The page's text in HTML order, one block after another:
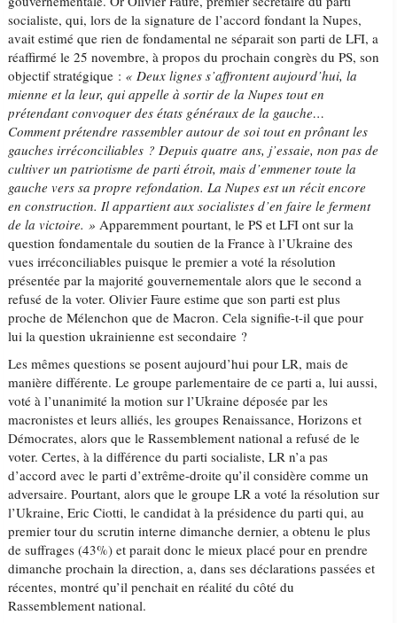
socialiste, qui, lors de la signature de l’accord fondant la Nupes,
avait estimé que rien de fondamental ne séparait son parti de LFI, a
réaffirmé le 25 novembre, à propos du prochain congrès du PS, son
objectif stratégique : « Deux lignes s’affrontent aujourd’hui, la
mienne et la leur, qui appelle à sortir de la Nupes tout en
prétendant convoquer des états généraux de la gauche…
Comment prétendre rassembler autour de soi tout en prônant les
gauches irréconciliables ? Depuis quatre ans, j’essaie, non pas de
cultiver un patriotisme de parti étroit, mais d’emmener toute la
gauche vers sa propre refondation. La Nupes est un récit encore
en construction. Il appartient aux socialistes d’en faire le ferment
de la victoire. » Apparemment pourtant, le PS et LFI ont sur la
question fondamentale du soutien de la France à l’Ukraine des
vues irréconciliables puisque le premier a voté la résolution
présentée par la majorité gouvernementale alors que le second a
refusé de la voter. Olivier Faure estime que son parti est plus
proche de Mélenchon que de Macron. Cela signifie-t-il que pour
lui la question ukrainienne est secondaire ?
Les mêmes questions se posent aujourd’hui pour LR, mais de
manière différente. Le groupe parlementaire de ce parti a, lui aussi,
voté à l’unanimité la motion sur l’Ukraine déposée par les
macronistes et leurs alliés, les groupes Renaissance, Horizons et
Démocrates, alors que le Rassemblement national a refusé de le
voter. Certes, à la différence du parti socialiste, LR n’a pas
d’accord avec le parti d’extrême-droite qu’il considère comme un
adversaire. Pourtant, alors que le groupe LR a voté la résolution sur
l’Ukraine, Eric Ciotti, le candidat à la présidence du parti qui, au
premier tour du scrutin interne dimanche dernier, a obtenu le plus
de suffrages (43%) et parait donc le mieux placé pour en prendre
dimanche prochain la direction, a, dans ses déclarations passées et
récentes, montré qu’il penchait en réalité du côté du
Rassemblement national.